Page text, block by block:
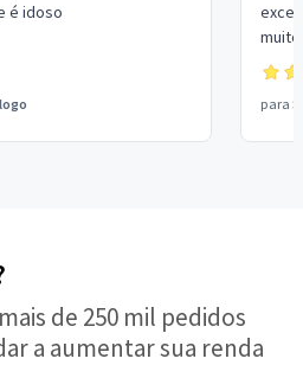
é idoso
para
de 250 mil pedidos
a aumentar sua renda